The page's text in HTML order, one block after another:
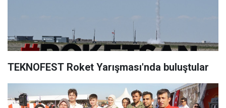
TEKNOFEST Roket Yarışması'nda buluştular